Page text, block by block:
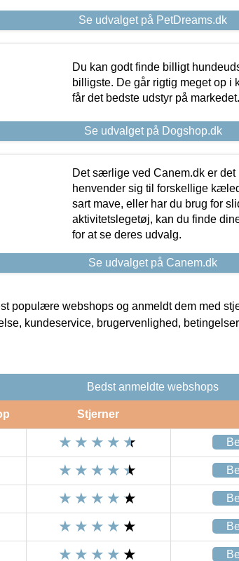
Se udvalget på PetDreams.dk
Du kan godt finde billigt
billigste. De går rigtig meget op i
får det bedste udstyr på
Se udvalget på Dogshop.dk
Det særlige ved Canem.dk er det
henvender sig til forskellige
sart mave, eller har du brug for
aktivitetslegetøj, kan du finde
for at se deres udvalg.
Se udvalget på Canem.dk
populære webshops og anmeldt dem med
kundeservice, brugervenlighed,
Bedst anmeldte webshops
Stjerner